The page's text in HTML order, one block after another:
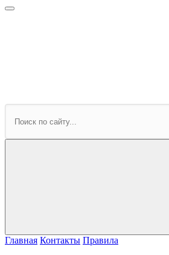
Главная Контакты Правила